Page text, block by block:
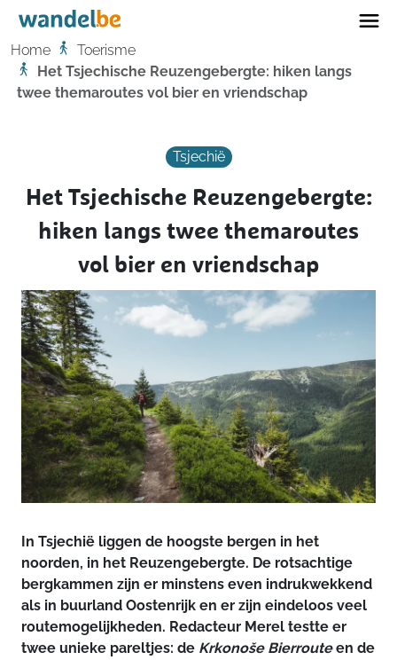
Home
Home
Toerisme
Het Tsjechische Reuzengebergte: hiken langs
twee themaroutes vol bier en vriendschap
Tsjechië
Het Tsjechische Reuzengebergte:
hiken langs twee themaroutes
vol bier en vriendschap
In Tsjechië liggen de hoogste bergen in het
noorden, in het Reuzengebergte. De rotsachtige
bergkammen zijn er minstens even indrukwekkend
als in buurland Oostenrijk en er zijn eindeloos veel
routemogelijkheden. Redacteur Merel testte er
twee unieke pareltjes: de Krkonoše Bierrouteen de